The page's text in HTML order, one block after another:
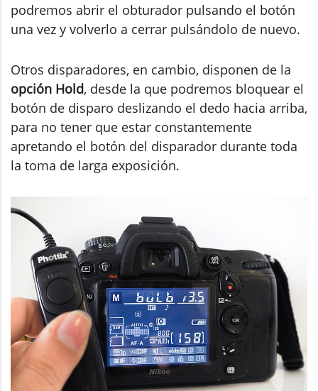
podremos abrir el obturador pulsando el botón
una vez y volverlo a cerrar pulsándolo de nuevo.
Otros disparadores, en cambio, disponen de la
opción Hold, desde la que podremos bloquear el
botón de disparo deslizando el dedo hacia arriba,
para no tener que estar constantemente
apretando el botón del disparador durante toda
la toma de larga exposición.